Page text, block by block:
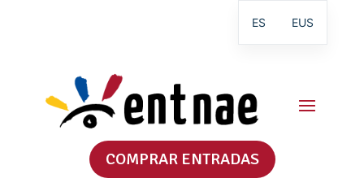
COMPRAR ENTRADAS
ES EUS